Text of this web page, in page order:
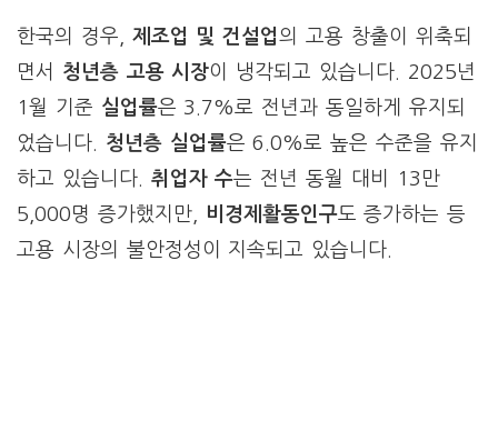
한국의 경우, 제조업 및 건설업의 고용 창출이 위축되
면서 청년층 고용 시장이 냉각되고 있습니다. 2025년
1월 기준 실업률은 3.7%로 전년과 동일하게 유지되
었습니다. 청년층 실업률은 6.0%로 높은 수준을 유지
하고 있습니다. 취업자 수는 전년 동월 대비 13만
5,000명 증가했지만,
비경제활동인구도 증가하는 등
고용 시장의 불안정성이 지속되고 있습니다.